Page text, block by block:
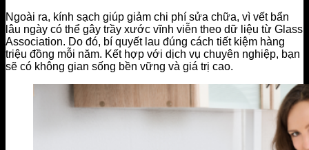
Ngoài ra, kính sạch giúp giảm chi phí sửa chữa, vì vết bẩn
lâu ngày có thể gây trầy xước vĩnh viễn theo dữ liệu từ Glass
Association. Do đó, bí quyết lau đúng cách tiết kiệm hàng
triệu đồng mỗi năm. Kết hợp với dịch vụ chuyên nghiệp, bạn
sẽ có không gian sống bền vững và giá trị cao.